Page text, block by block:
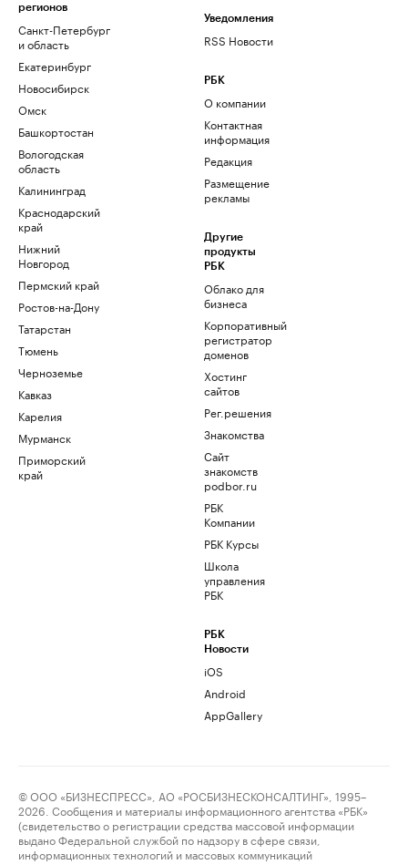
регионов
Санкт-Петербург
и область
Екатеринбург
Новосибирск
Омск
Башкортостан
Вологодская
область
Калининград
Краснодарский
край
Нижний
Новгород
Пермский край
Ростов-на-Дону
Татарстан
Тюмень
Черноземье
Кавказ
Карелия
Мурманск
Приморский
край
Уведомления
RSS Новости
РБК
О компании
Контактная
информация
Редакция
Размещение
рекламы
Другие
продукты
РБК
Облако для
бизнеса
Корпоративный
регистратор
доменов
Хостинг
сайтов
Рег.решения
Знакомства
Сайт
знакомств
podbor.ru
РБК
Компании
РБК Курсы
Школа
управления
РБК
РБК
Новости
iOS
Android
AppGallery
© ООО «БИЗНЕСПРЕСС», АО «РОСБИЗНЕСКОНСАЛТИНГ», 1995–
2026. Сообщения и материалы информационного агентства «РБК»
(свидетельство о регистрации средства массовой информации
выдано Федеральной службой по надзору в сфере связи,
информационных технологий и массовых коммуникаций